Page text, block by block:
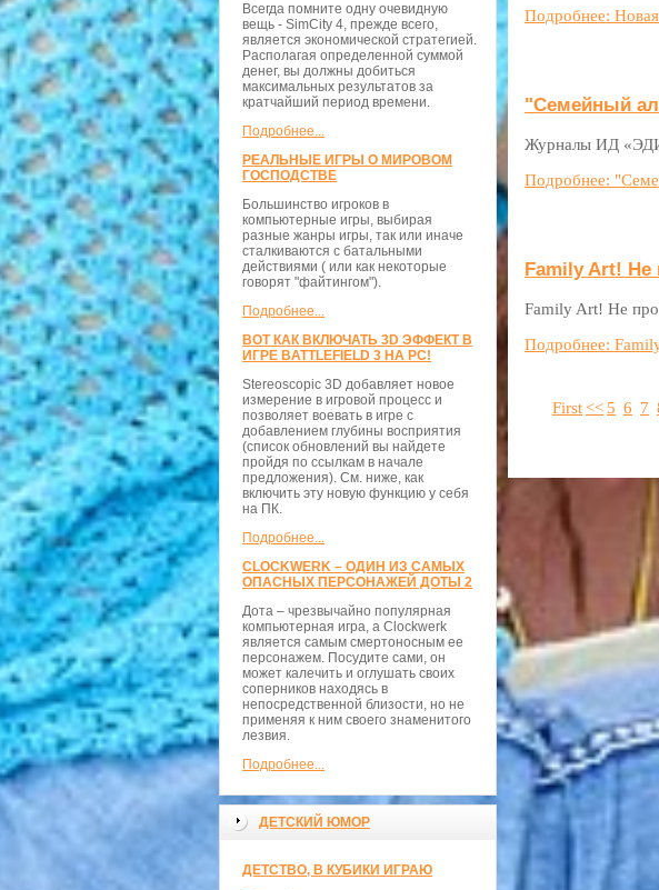
Всегда помните одну очевидную
вещь - SimCity 4, прежде всего,
является экономической стратегией.
Располагая определенной суммой
денег, вы должны добиться
максимальных результатов за
кратчайший период времени.
Подробнее...
РЕАЛЬНЫЕ ИГРЫ О МИРОВОМ
ГОСПОДСТВЕ
Большинство игроков в
компьютерные игры, выбирая
разные жанры игры, так или иначе
сталкиваются с батальными
действиями ( или как некоторые
говорят "файтингом").
Подробнее...
ВОТ КАК ВКЛЮЧАТЬ 3D ЭФФЕКТ В
ИГРЕ BATTLEFIELD 3 НА PC!
Stereoscopic 3D добавляет новое
измерение в игровой процесс и
позволяет воевать в игре с
добавлением глубины восприятия
(список обновлений вы найдете
пройдя по ссылкам в начале
предложения). См. ниже, как
включить эту новую функцию у себя
на ПК.
Подробнее...
CLOCKWERK – ОДИН ИЗ САМЫХ
ОПАСНЫХ ПЕРСОНАЖЕЙ ДОТЫ 2
Дота – чрезвычайно популярная
компьютерная игра, а Clockwerk
является самым смертоносным ее
персонажем. Посудите сами, он
может калечить и оглушать своих
соперников находясь в
непосредственной близости, но не
применяя к ним своего знаменитого
лезвия.
Подробнее...
ДЕТСКИЙ ЮМОР
ДЕТСТВО, В КУБИКИ ИГРАЮ
Подробнее:
"Семейный
Журналы ИД
Подробнее:
Family Art! Не
Family Art! Не
Подробнее:
First<< 5 6 7